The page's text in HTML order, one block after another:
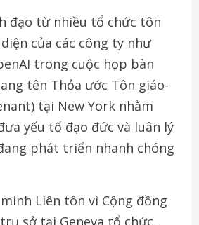
đạo từ nhiều tổ chức tôn
của các công ty như
trong cuộc họp bàn
tên Thỏa ước Tôn giáo-
tại New York nhằm
yếu tố đạo đức và luân lý
phát triển nhanh chóng
Liên tôn vì Cộng đồng